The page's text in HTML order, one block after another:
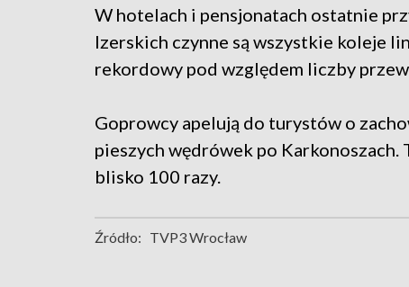
W hotelach i pensjonatach ostatnie
Izerskich czynne są wszystkie koleje
rekordowy pod względem liczby
Goprowcy apelują do turystów o
pieszych wędrówek po
blisko 100 razy.
Źródło: TVP3 Wrocław